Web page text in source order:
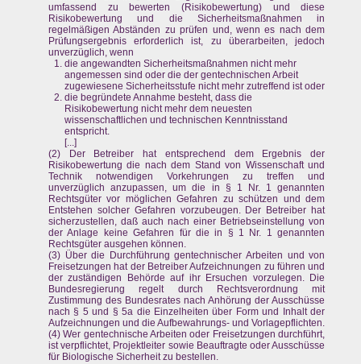
umfassend zu bewerten (Risikobewertung) und diese
Risikobewertung und die Sicherheitsmaßnahmen in
regelmäßigen Abständen zu prüfen und, wenn es nach dem
Prüfungsergebnis erforderlich ist, zu überarbeiten, jedoch
unverzüglich, wenn
die angewandten Sicherheitsmaßnahmen nicht mehr
angemessen sind oder die der gentechnischen Arbeit
zugewiesene Sicherheitsstufe nicht mehr zutreffend ist oder
die begründete Annahme besteht, dass die
Risikobewertung nicht mehr dem neuesten
wissenschaftlichen und technischen Kenntnisstand
entspricht.
[...]
(2) Der Betreiber hat entsprechend dem Ergebnis der
Risikobewertung die nach dem Stand von Wissenschaft und
Technik notwendigen Vorkehrungen zu treffen und
unverzüglich anzupassen, um die in § 1 Nr. 1 genannten
Rechtsgüter vor möglichen Gefahren zu schützen und dem
Entstehen solcher Gefahren vorzubeugen. Der Betreiber hat
sicherzustellen, daß auch nach einer Betriebseinstellung von
der Anlage keine Gefahren für die in § 1 Nr. 1 genannten
Rechtsgüter ausgehen können.
(3) Über die Durchführung gentechnischer Arbeiten und von
Freisetzungen hat der Betreiber Aufzeichnungen zu führen und
der zuständigen Behörde auf ihr Ersuchen vorzulegen. Die
Bundesregierung regelt durch Rechtsverordnung mit
Zustimmung des Bundesrates nach Anhörung der Ausschüsse
nach § 5 und § 5a die Einzelheiten über Form und Inhalt der
Aufzeichnungen und die Aufbewahrungs- und Vorlagepflichten.
(4) Wer gentechnische Arbeiten oder Freisetzungen durchführt,
ist verpflichtet, Projektleiter sowie Beauftragte oder Ausschüsse
für Biologische Sicherheit zu bestellen.